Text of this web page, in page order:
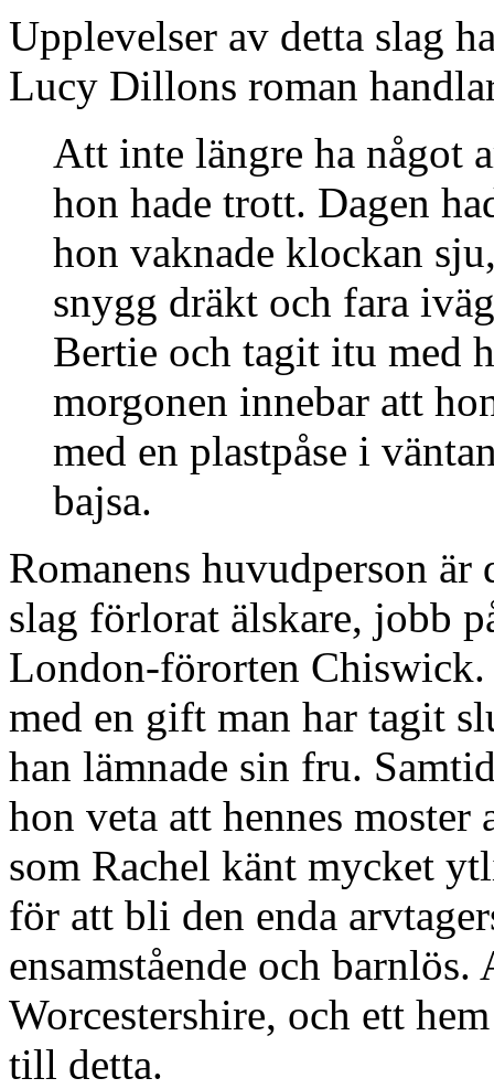
Upplevelser av detta slag
Lucy Dillons roman
Att inte längre ha något
hon hade trott. Dagen
hon vaknade klockan
snygg dräkt och fara
Bertie och tagit itu med
morgonen innebar att
med en plastpåse i
bajsa.
Romanens huvudperson
slag förlorat älskare, jobb
London-förorten
med en gift man har tagit
han lämnade sin fru.
hon veta att hennes
som Rachel känt mycket
för att bli den enda
ensamstående och
Worcestershire, och ett
till detta.